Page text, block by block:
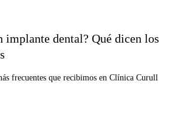
implante dental? Qué dicen los
frecuentes que recibimos en Clínica Curull